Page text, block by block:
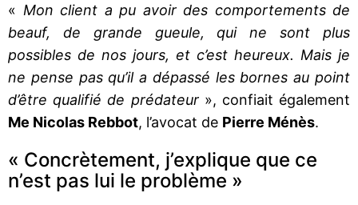
« Mon client a pu avoir des comportements de
beauf, de grande gueule, qui ne sont plus
possibles de nos jours, et c’est heureux. Mais je
ne pense pas qu’il a dépassé les bornes au point
d’être qualifié de prédateur», confiait également
Me Nicolas Rebbot, l’avocat de Pierre Ménès.
« Concrètement, j’explique que ce
n’est pas lui le problème »